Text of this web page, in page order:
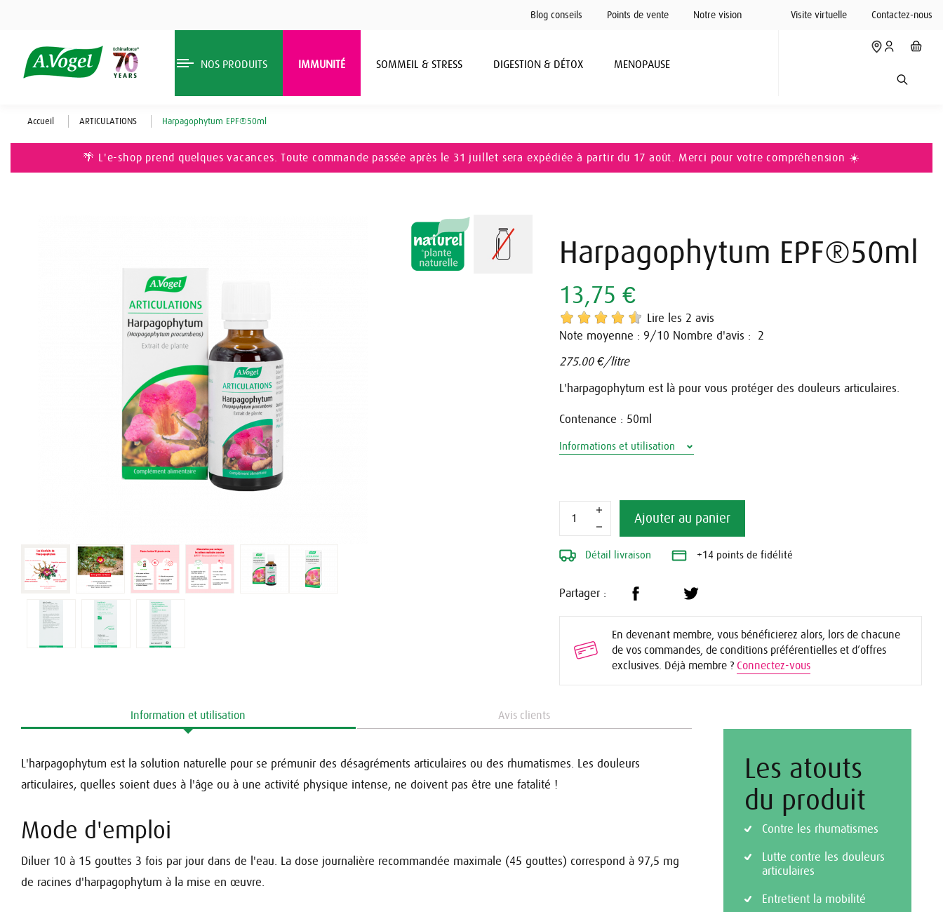
Blog conseils Points de vente Notre vision Visite virtuelle Contactez-nous
NOS PRODUITS IMMUNITÉ SOMMEIL & STRESS DIGESTION & DÉTOX MENOPAUSE
Accueil ARTICULATIONS Harpagophytum EPF®50ml
🌴 L'e-shop prend quelques vacances. Toute commande passée après le 31 juillet sera expédiée à partir du 17 août. Merci pour votre compréhension ☀️
Harpagophytum EPF®50ml
13,75 €
Lire les 2 avis
Note moyenne : 9/10 Nombre d'avis :
2
275.00€/litre
L'harpagophytum est là pour vous protéger des douleurs articulaires.
Contenance : 50ml
Informations et utilisation
Ajouter au panier
Détail livraison +14 points de fidélité
Partager :
En devenant membre, vous bénéficierez alors, lors de chacune
de vos commandes, de conditions préférentielles et d’offres
exclusives. Déjà membre ? Connectez-vous
Information et utilisation Avis clients
L'harpagophytum est la solution naturelle pour se prémunir des désagréments articulaires ou des rhumatismes. Les douleurs
articulaires, quelles soient dues à l'âge ou à une activité physique intense, ne doivent pas être une fatalité !
Mode d'emploi
Diluer 10 à 15 gouttes 3 fois par jour dans de l'eau. La dose journalière recommandée maximale (45 gouttes) correspond à 97,5 mg
de racines d'harpagophytum à la mise en œuvre.
Les atouts
du produit
Contre les rhumatismes
Lutte contre les douleurs
articulaires
Entretient la mobilité